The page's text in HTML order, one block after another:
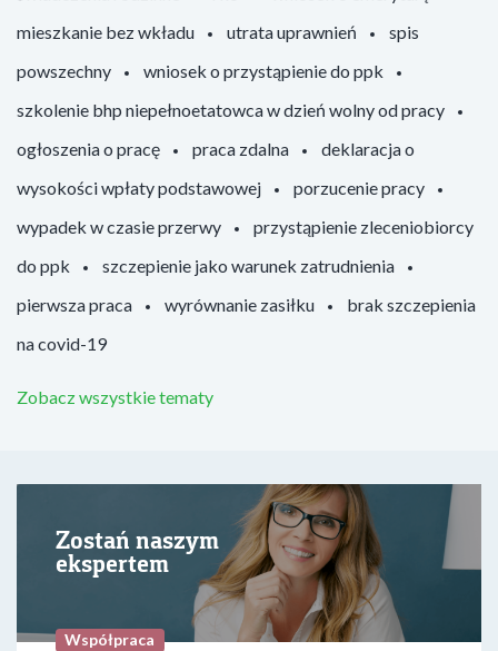
mieszkanie bez wkładu
utrata uprawnień
spis
powszechny
wniosek o przystąpienie do ppk
szkolenie bhp niepełnoetatowca w dzień wolny od pracy
ogłoszenia o pracę
praca zdalna
deklaracja o
wysokości wpłaty podstawowej
porzucenie pracy
wypadek w czasie przerwy
przystąpienie zleceniobiorcy
do ppk
szczepienie jako warunek zatrudnienia
pierwsza praca
wyrównanie zasiłku
brak szczepienia
na covid-19
Zobacz wszystkie tematy
Zostań naszym
ekspertem
Współpraca